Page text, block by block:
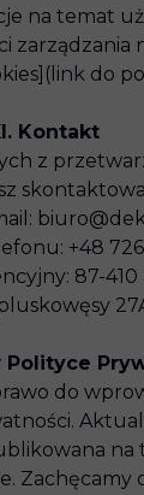
na temat
zarządzania
do
Kontakt
z
+48
87-
Polityce
do
na